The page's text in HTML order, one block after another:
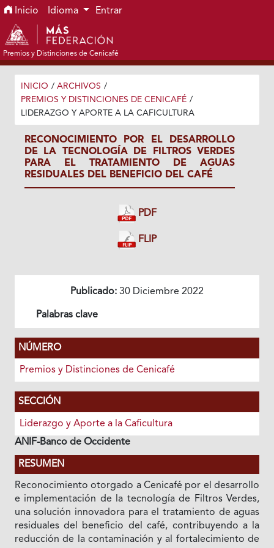
Ir al menú de navegación principal
Ir al contenido principal
Ir al pie de página del sitio
Inicio Idioma Entrar
Premios y Distinciones de Cenicafé
INICIO / ARCHIVOS /
PREMIOS Y DISTINCIONES DE CENICAFÉ /
LIDERAZGO Y APORTE A LA CAFICULTURA
RECONOCIMIENTO POR EL DESARROLLO
DE LA TECNOLOGÍA DE FILTROS VERDES
PARA EL TRATAMIENTO DE AGUAS
RESIDUALES DEL BENEFICIO DEL CAFÉ
PDF
FLIP
Publicado: 30 Diciembre 2022
Palabras clave
NÚMERO
Premios y Distinciones de Cenicafé
SECCIÓN
Liderazgo y Aporte a la Caficultura
ANIF-Banco de Occidente
RESUMEN
Reconocimiento otorgado a Cenicafé por el desarrollo
e implementación de la tecnología de Filtros Verdes,
una solución innovadora para el tratamiento de aguas
residuales del beneficio del café, contribuyendo a la
reducción de la contaminación y al fortalecimiento de